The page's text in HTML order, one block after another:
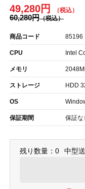
49,280円
60,280円
商品コード 85196
CPU Intel
メモリ
ストレージ HDD
OS
保証期間 保証な
残り数量：0 中型